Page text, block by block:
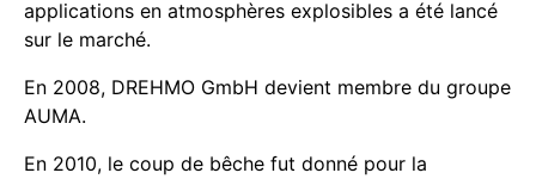
applications en atmosphères explosibles a été lancé
sur le marché.
En 2008, DREHMO GmbH devient membre du groupe
AUMA.
En 2010, le coup de bêche fut donné pour la